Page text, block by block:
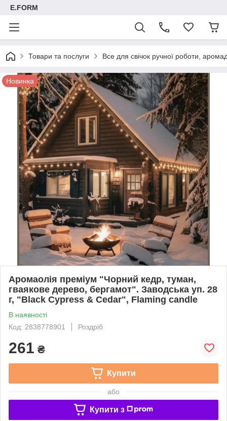
E.FORM
Товари та послуги Все для свічок ручної роботи,
Новинка
Аромаолія преміум "Чорний кедр, туман,
гваякове дерево, бергамот". Заводська уп. 28
г, "Black Cypress & Cedar", Flaming candle
В наявності
Код: 2838778901
Роздріб
261 ₴
Купити
або
Купити з